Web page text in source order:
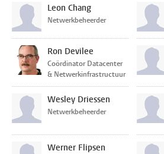
Leon Chang
Netwerkbeheerder
Ron Devilee
Coördinator Datacenter
& Netwerkinfrastructuur
Wesley Driessen
Netwerkbeheerder
Werner Flipsen